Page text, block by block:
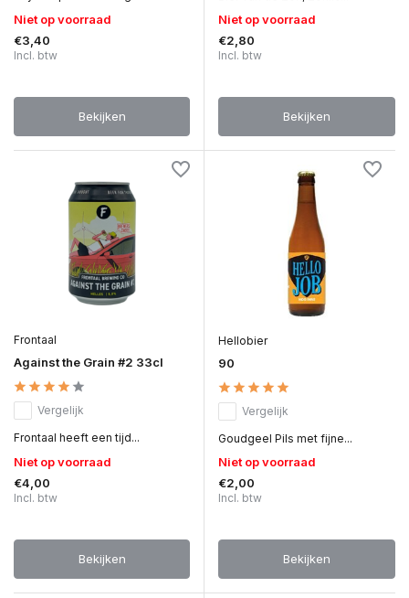
Niet op voorraad
€3,40
Incl. btw
Bekijken
Niet op voorraad
€2,80
Incl. btw
Bekijken
Frontaal
Against the Grain #2 33cl
Vergelijk
Frontaal heeft een tijd...
Niet op voorraad
€4,00
Incl. btw
Bekijken
Hellobier
90
Vergelijk
Goudgeel Pils met fijne...
Niet op voorraad
€2,00
Incl. btw
Bekijken